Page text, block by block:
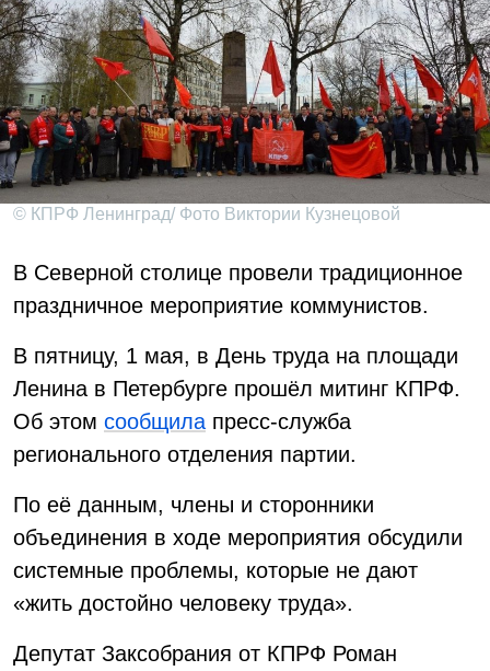
© КПРФ Ленинград/ Фото Виктории Кузнецовой
В Северной столице провели традиционное
праздничное мероприятие коммунистов.
В пятницу, 1 мая, в День труда на площади
Ленина в Петербурге прошёл митинг КПРФ.
Об этом сообщила пресс-служба
регионального отделения партии.
По её данным, члены и сторонники
объединения в ходе мероприятия обсудили
системные проблемы, которые не дают
«жить достойно человеку труда».
Депутат Заксобрания от КПРФ Роман